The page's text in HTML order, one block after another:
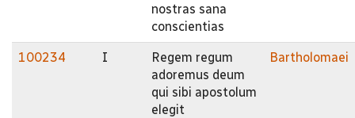
nostras sana
conscientias
100234 I
Regem regum
adoremus deum
qui sibi apostolum
elegit
Bartholomaei